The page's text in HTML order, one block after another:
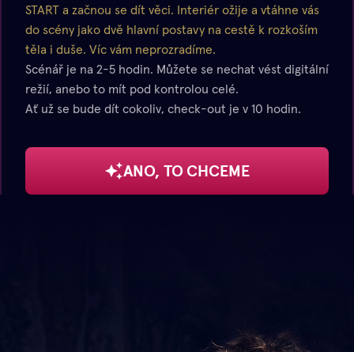
START a začnou se dít věci. Interiér ožije a vtáhne vás
do scény jako dvě hlavní postavy na cestě k rozkoším
těla i duše. Víc vám neprozradíme.
Scénář je na 2-5 hodin. Můžete se nechat vést digitální
režií, anebo to mít pod kontrolou celé.
Ať už se bude dít cokoliv, check-out je v 10 hodin.
ANO, TO CHCEME